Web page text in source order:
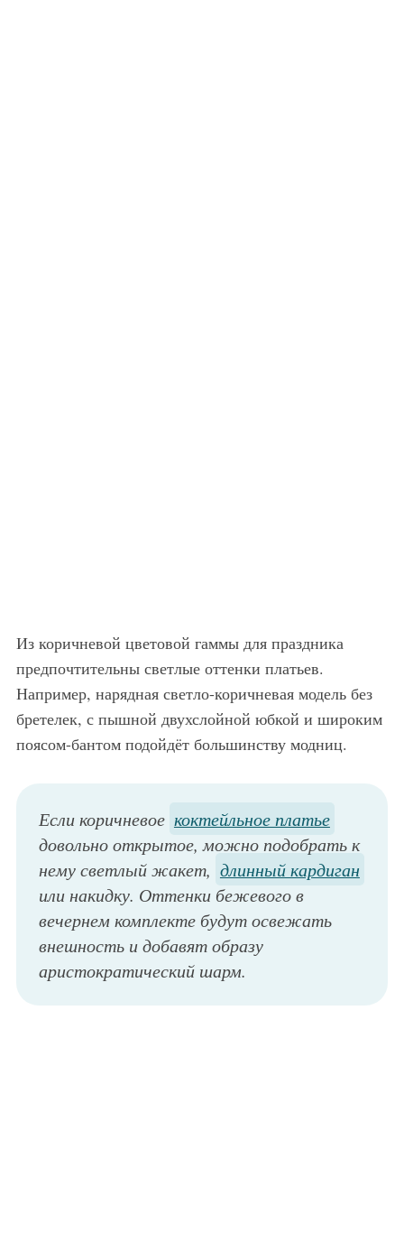
Из коричневой цветовой гаммы для праздника
предпочтительны светлые оттенки платьев.
Например, нарядная светло-коричневая модель без
бретелек, с пышной двухслойной юбкой и широким
поясом-бантом подойдёт большинству модниц.
Если коричневое коктейльное платье
довольно открытое, можно подобрать к
нему светлый жакет, длинный кардиган
или накидку. Оттенки бежевого в
вечернем комплекте будут освежать
внешность и добавят образу
аристократический шарм.